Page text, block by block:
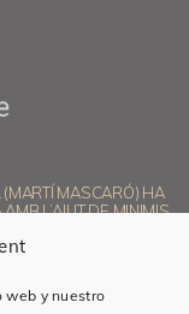
web y nuestro
(MARTÍ MASCARÓ) HA
L’AJUT DE MINIMIS